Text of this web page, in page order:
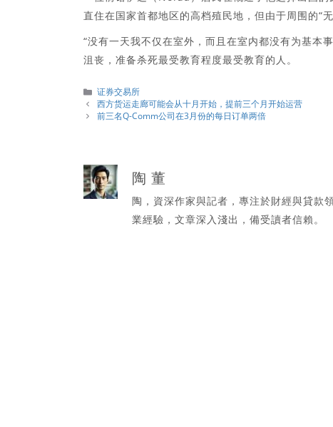
直住在国家首都地区的高档殖民地，但由于周围的“
“没有一天我不仅在室外，而且在室内都没有为基本
沮丧，准备杀死最受教育程度最受教育的人。
分
類
证券交易所
西方货运走廊可能会从十月开始，提前三个月开始运营
前三名Q-Comm公司在3月份的每日订单两倍
陶 董
陶，資深作家與記者，專注於財經與貸款
業經驗，文章深入淺出，備受讀者信賴。